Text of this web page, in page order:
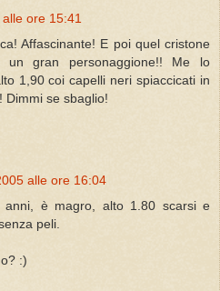
ore 15:41
Affascinante! E poi quel cristone
un gran personaggione!! Me lo
1,90 coi capelli neri spiaccicati in
Dimmi se sbaglio!
alle ore 16:04
è magro, alto 1.80 scarsi e
peli.
:)